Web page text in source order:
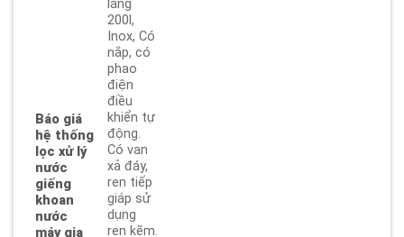
Báo giá
hệ thống
lọc xử lý
nước
giếng
khoan
nước
máy gia
lắng
200l,
Inox, Có
nắp, có
phao
điện
điều
khiển tự
động.
Có van
xả đáy,
ren tiếp
giáp sử
dụng
ren kẽm.